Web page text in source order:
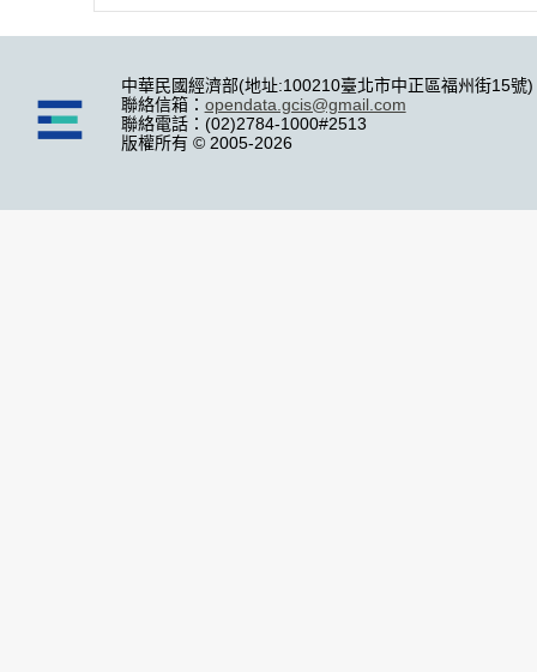
中華民國經濟部(地址:100210臺北市中正區福州街15號)
聯絡信箱： opendata.gcis@gmail.com
聯絡電話：(02)2784-1000#2513
版權所有 © 2005-2026